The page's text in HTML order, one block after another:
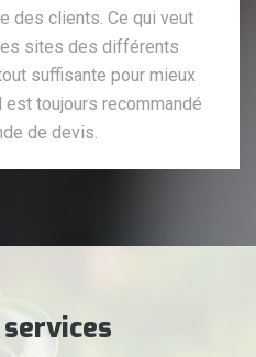
des clients. Ce qui veut
sites des différents
suffisante pour mieux
toujours recommandé
de devis.